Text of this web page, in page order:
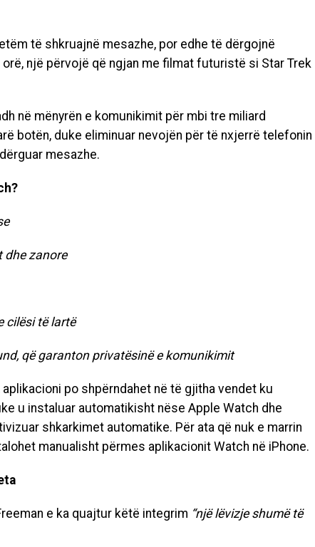
të shkruajnë mesazhe, por edhe të dërgojnë
një përvojë që ngjan me filmat futuristë si Star Trek
në mënyrën e komunikimit për mbi tre miliard
botën, duke eliminuar nevojën për të nxjerrë telefonin
mesazhe.
dhe zanore
cilësi të lartë
që garanton privatësinë e komunikimit
po shpërndahet në të gjitha vendet ku
u instaluar automatikisht nëse Apple Watch dhe
shkarkimet automatike. Për ata që nuk e marrin
manualisht përmes aplikacionit Watch në iPhone.
e ka quajtur këtë integrim “një lëvizje shumë të